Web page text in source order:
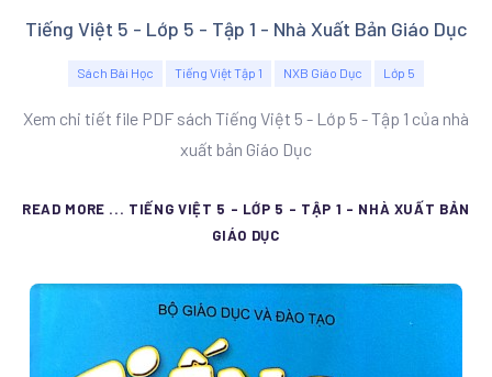
Tiếng Việt 5 - Lớp 5 - Tập 1 - Nhà Xuất Bản Giáo Dục
Sách Bài Học Tiếng Việt Tập 1 NXB Giáo Dục Lớp 5
Xem chi tiết file PDF sách Tiếng Việt 5 - Lớp 5 - Tập 1 của nhà
xuất bản Giáo Dục
READ MORE ... TIẾNG VIỆT 5 - LỚP 5 - TẬP 1 - NHÀ XUẤT BẢN
GIÁO DỤC